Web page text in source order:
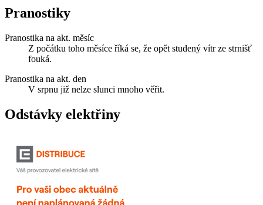
Pranostiky
Pranostika na akt. měsíc
Z počátku toho měsíce říká se, že opět studený vítr ze strnišť
fouká.
Pranostika na akt. den
V srpnu již nelze slunci mnoho věřit.
Odstávky elektřiny